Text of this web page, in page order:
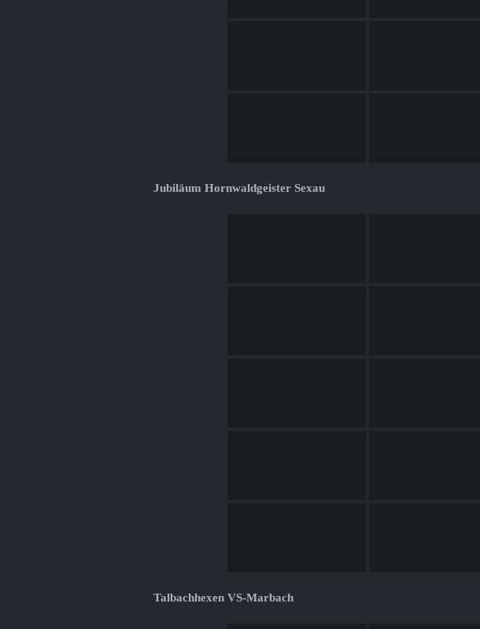
Jubiläum Hornwaldgeister Sexau
Talbachhexen VS-Marbach